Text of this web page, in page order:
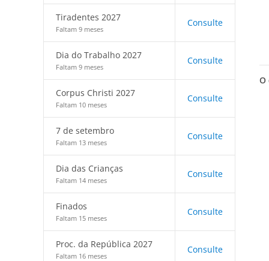
Tiradentes 2027
Faltam 9 meses
Consulte
Dia do Trabalho 2027
Faltam 9 meses
Consulte
Corpus Christi 2027
Faltam 10 meses
Consulte
7 de setembro
Faltam 13 meses
Consulte
Dia das Crianças
Faltam 14 meses
Consulte
Finados
Faltam 15 meses
Consulte
Proc. da República 2027
Faltam 16 meses
Consulte
O